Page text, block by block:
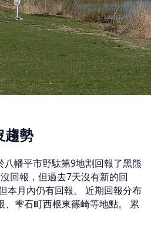
趨勢
幡平市野駄第9地割回報了黑熊
回報，但過去7天沒有新的回
本月內仍有回報。 近期回報分布
、雫石町西根東篠崎等地點。 累